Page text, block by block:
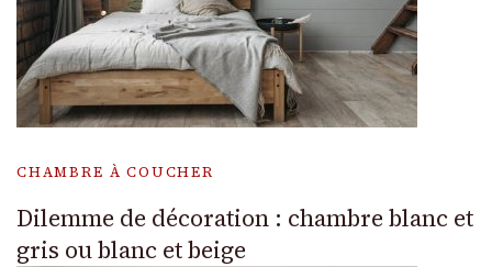
CHAMBRE À COUCHER
Dilemme de décoration : chambre blanc et
gris ou blanc et beige